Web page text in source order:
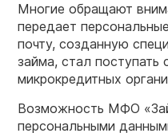
Многие обращают
передает
почту, созданную
займа, стал поступать
микрокредитных
Возможность МФО
персональными